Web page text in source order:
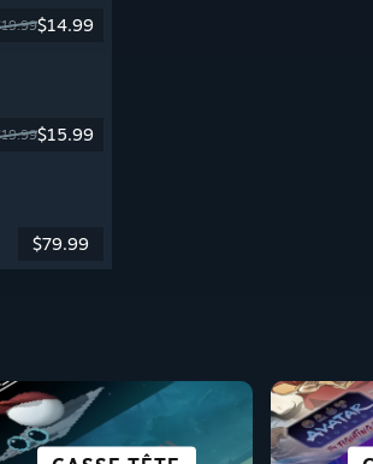
$14.99
$15.99
$79.99
ROGUELIKE ET